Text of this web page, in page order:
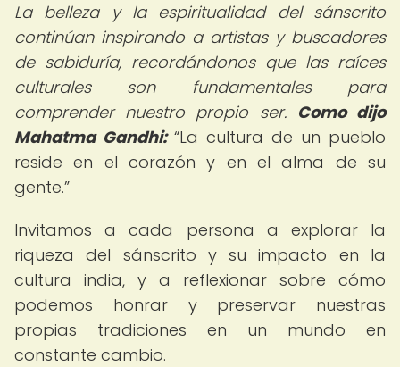
La belleza y la espiritualidad del sánscrito
continúan inspirando a artistas y buscadores
de sabiduría, recordándonos que las raíces
culturales son fundamentales para
comprender nuestro propio ser. Como dijo
Mahatma Gandhi: La cultura de un pueblo
reside en el corazón y en el alma de su
gente.
Invitamos a cada persona a explorar la
riqueza del sánscrito y su impacto en la
cultura india, y a reflexionar sobre cómo
podemos honrar y preservar nuestras
propias tradiciones en un mundo en
constante cambio.